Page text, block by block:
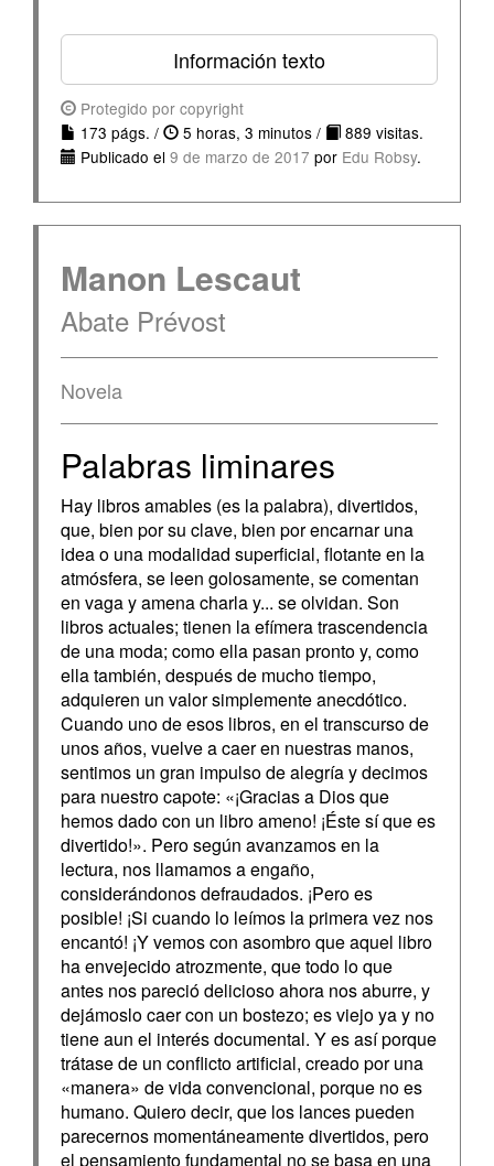
Información texto
Protegido por copyright
173 págs. /
5 horas, 3 minutos /
889 visitas.
Publicado el 9 de marzo de 2017 por Edu Robsy.
Manon Lescaut
Abate Prévost
Novela
Palabras liminares
Hay libros amables (es la palabra), divertidos,
que, bien por su clave, bien por encarnar una
idea o una modalidad superficial, flotante en la
atmósfera, se leen golosamente, se comentan
en vaga y amena charla y... se olvidan. Son
libros actuales; tienen la efímera trascendencia
de una moda; como ella pasan pronto y, como
ella también, después de mucho tiempo,
adquieren un valor simplemente anecdótico.
Cuando uno de esos libros, en el transcurso de
unos años, vuelve a caer en nuestras manos,
sentimos un gran impulso de alegría y decimos
para nuestro capote: «¡Gracias a Dios que
hemos dado con un libro ameno! ¡Éste sí que es
divertido!». Pero según avanzamos en la
lectura, nos llamamos a engaño,
considerándonos defraudados. ¡Pero es
posible! ¡Si cuando lo leímos la primera vez nos
encantó! ¡Y vemos con asombro que aquel libro
ha envejecido atrozmente, que todo lo que
antes nos pareció delicioso ahora nos aburre, y
dejámoslo caer con un bostezo; es viejo ya y no
tiene aun el interés documental. Y es así porque
trátase de un conflicto artificial, creado por una
«manera» de vida convencional, porque no es
humano. Quiero decir, que los lances pueden
parecernos momentáneamente divertidos, pero
el pensamiento fundamental no se basa en una